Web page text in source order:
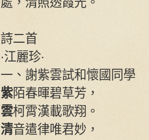
詩二首
‧江麗珍‧
一、謝紫雲試和懷國同學
紫陌春暉碧草芳，
雲柯霄漢載歌翔。
清音遣律唯君妙，